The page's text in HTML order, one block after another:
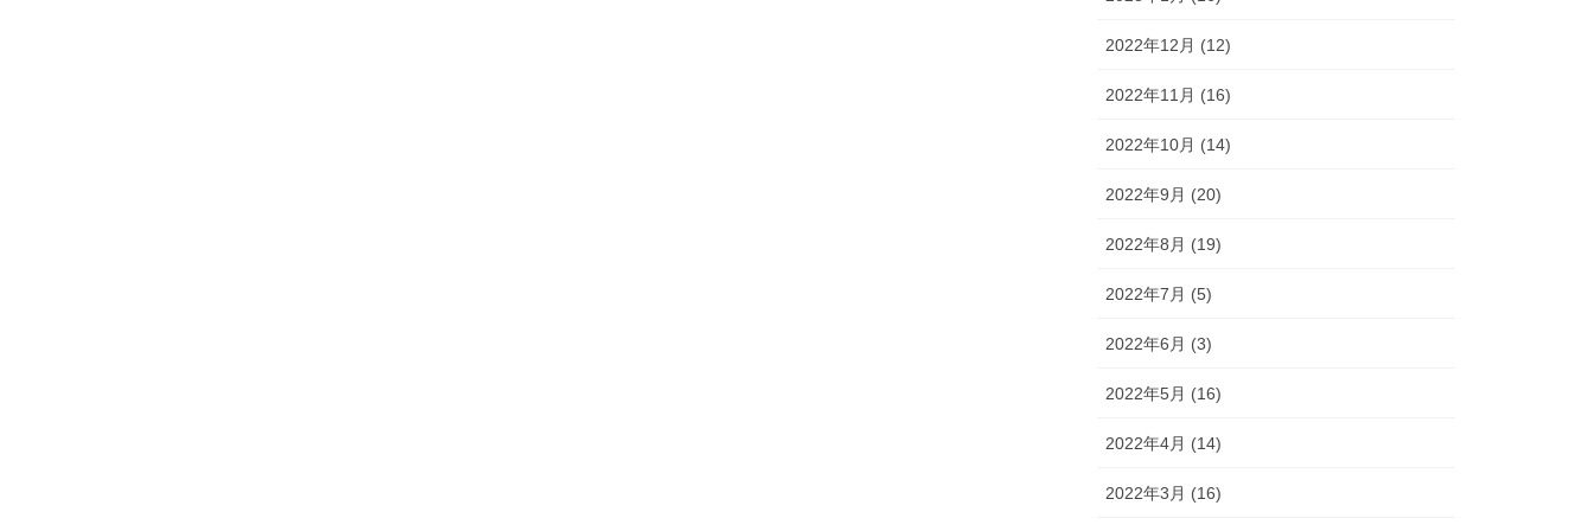
2022年12月 (12)
2022年11月 (16)
2022年10月 (14)
2022年9月 (20)
2022年8月 (19)
2022年7月 (5)
2022年6月 (3)
2022年5月 (16)
2022年4月 (14)
2022年3月 (16)